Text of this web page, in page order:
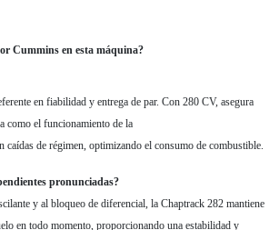
Cummins en esta máquina?
en fiabilidad y entrega de par. Con 280 CV, asegura
como el funcionamiento de la
caídas de régimen, optimizando el consumo de combustible.
pronunciadas?
y al bloqueo de diferencial, la Chaptrack 282 mantiene
en todo momento, proporcionando una estabilidad y